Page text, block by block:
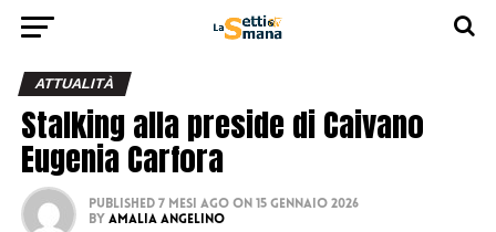
ATTUALITÀ
Stalking alla preside di Caivano
Eugenia Carfora
Published 7 mesi ago on 15 Gennaio 2026
By Amalia Angelino